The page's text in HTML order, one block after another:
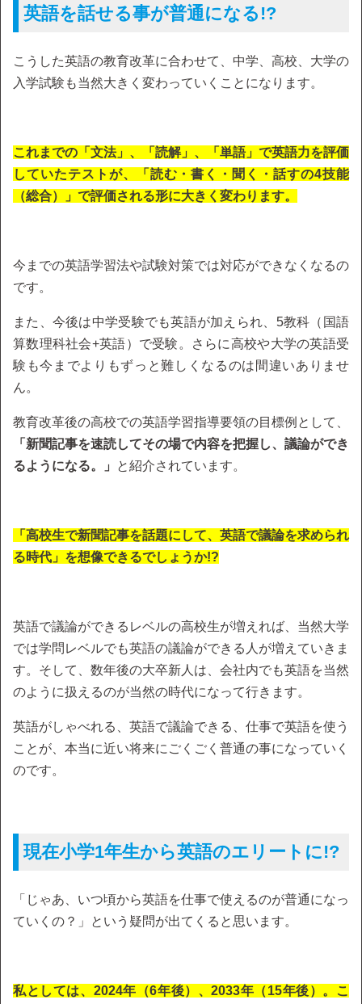
英語を話せる事が普通になる!?
こうした英語の教育改革に合わせて、中学、高校、大学の
入学試験も当然大きく変わっていくことになります。
これまでの「文法」、「読解」、「単語」で英語力を評価
していたテストが、「読む・書く・聞く・話すの4技能
（総合）」で評価される形に大きく変わります。
今までの英語学習法や試験対策では対応ができなくなるの
です。
また、今後は中学受験でも英語が加えられ、5教科（国語
算数理科社会+英語）で受験。さらに高校や大学の英語受
験も今までよりもずっと難しくなるのは間違いありませ
ん。
教育改革後の高校での英語学習指導要領の目標例として、
「新聞記事を速読してその場で内容を把握し、議論ができ
るようになる。」
と紹介されています。
「高校生で新聞記事を話題にして、英語で議論を求められ
る時代」を想像できるでしょうか!?
英語で議論ができるレベルの高校生が増えれば、当然大学
では学問レベルでも英語の議論ができる人が増えていきま
す。そして、数年後の大卒新人は、会社内でも英語を当然
のように扱えるのが当然の時代になって行きます。
英語がしゃべれる、英語で議論できる、仕事で英語を使う
ことが、本当に近い将来にごくごく普通の事になっていく
のです。
現在小学1年生から英語のエリートに!?
「じゃあ、いつ頃から英語を仕事で使えるのが普通になっ
ていくの？」という疑問が出てくると思います。
私としては、2024年（6年後）、2033年（15年後）。こ